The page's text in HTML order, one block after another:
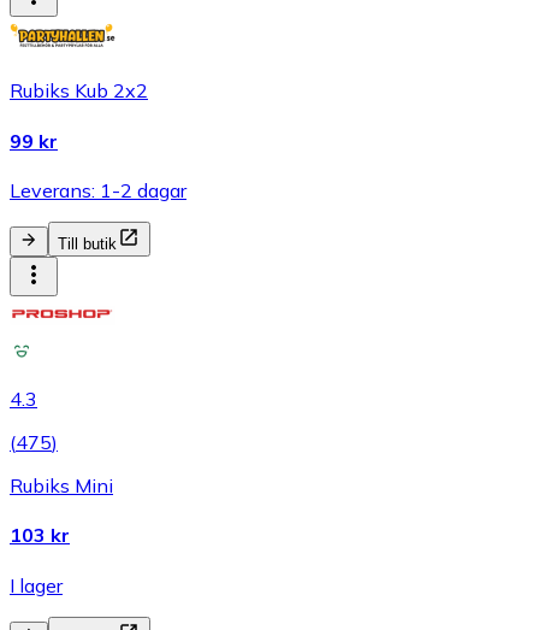
Rubiks Kub 2x2
99 kr
Leverans: 1-2 dagar
Till butik
4.3
(475)
Rubiks Mini
103 kr
I lager